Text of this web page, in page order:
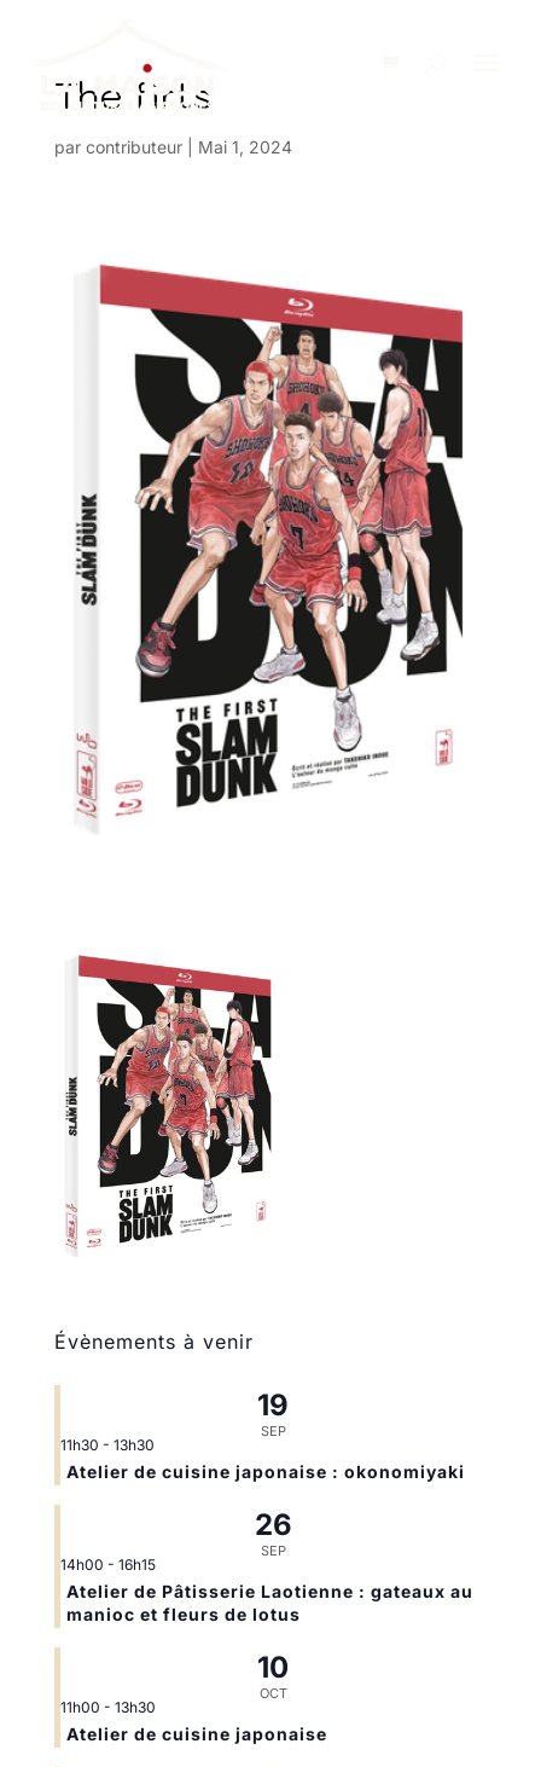
The firts
par contributeur| Mai 1, 2024
Évènements à venir
19
SEP
11h30 - 13h30
Atelier de cuisine japonaise : okonomiyaki
26
SEP
14h00 - 16h15
Atelier de Pâtisserie Laotienne : gateaux au
manioc et fleurs de lotus
10
OCT
11h00 - 13h30
Atelier de cuisine japonaise